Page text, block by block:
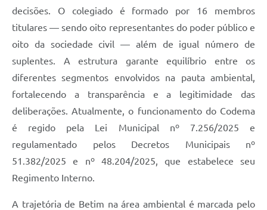
decisões. O colegiado é formado por 16 membros
titulares — sendo oito representantes do poder público e
oito da sociedade civil — além de igual número de
suplentes. A estrutura garante equilíbrio entre os
diferentes segmentos envolvidos na pauta ambiental,
fortalecendo a transparência e a legitimidade das
deliberações. Atualmente, o funcionamento do Codema
é regido pela Lei Municipal nº 7.256/2025 e
regulamentado pelos Decretos Municipais nº
51.382/2025 e nº 48.204/2025, que estabelece seu
Regimento Interno.
A trajetória de Betim na área ambiental é marcada pelo